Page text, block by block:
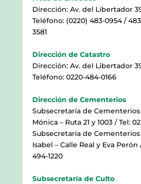
Dirección: Av. del Libertador
Teléfono: (0220) 483-0954 /
3581
Dirección de Catastro
Dirección: Av. del Libertador
Teléfono: 0220-484-0166
Dirección de Cementerios
Subsecretaría de
Mónica – Ruta 21 y 1003 / Tel:
Subsecretaría de
Isabel – Calle Real y Eva Perón
494-1220
Subsecretaría de Culto